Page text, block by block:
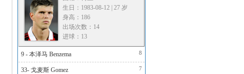
生日：1983-08-12 | 27 岁
身高：186
出场次数：14
进球：13
8
9 - 本泽马 Benzema
7
33- 戈麦斯 Gomez